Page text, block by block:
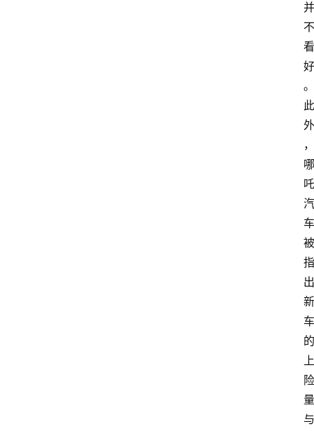
并
不
看
好
。
此
外
，
哪
吒
汽
车
被
指
出
新
车
的
上
险
量
与